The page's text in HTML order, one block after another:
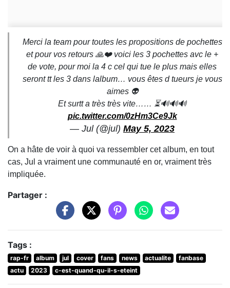
Merci la team pour toutes les propositions de pochettes
et pour vos retours 🙏❤️ voici les 3 pochettes avc le +
de vote, pour moi la 4 c cel qui tue le plus mais elles
seront tt les 3 dans lalbum… vous êtes d tueurs je vous
aimes 👽
Et surtt a très très vite…… ⏳🔊🔊🔊
pic.twitter.com/0zHm3Ce9Jk
— Jul (@jul) May 5, 2023
On a hâte de voir à quoi va ressembler cet album, en tout
cas, Jul a vraiment une communauté en or, vraiment très
impliquée.
Partager :
Tags :
rap-fr album jul cover fans news actualite
fanbase
actu
2023 c-est-quand-qu-il-s-eteint